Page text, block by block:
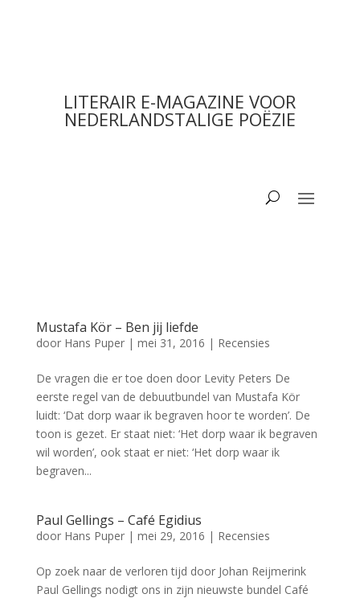
LITERAIR E-MAGAZINE VOOR
NEDERLANDSTALIGE POËZIE
Mustafa Kör – Ben jij liefde
door Hans Puper| mei 31, 2016 | Recensies
De vragen die er toe doen door Levity Peters De
eerste regel van de debuutbundel van Mustafa Kör
luidt: ‘Dat dorp waar ik begraven hoor te worden’. De
toon is gezet. Er staat niet: ‘Het dorp waar ik begraven
wil worden’, ook staat er niet: ‘Het dorp waar ik
begraven...
Paul Gellings – Café Egidius
door Hans Puper| mei 29, 2016 | Recensies
Op zoek naar de verloren tijd door Johan Reijmerink
Paul Gellings nodigt ons in zijn nieuwste bundel Café